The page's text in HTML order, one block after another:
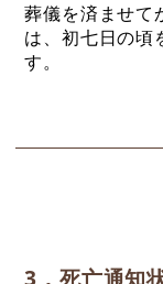
葬儀を済ませて
は、初七日の頃
す。
3．死亡通知